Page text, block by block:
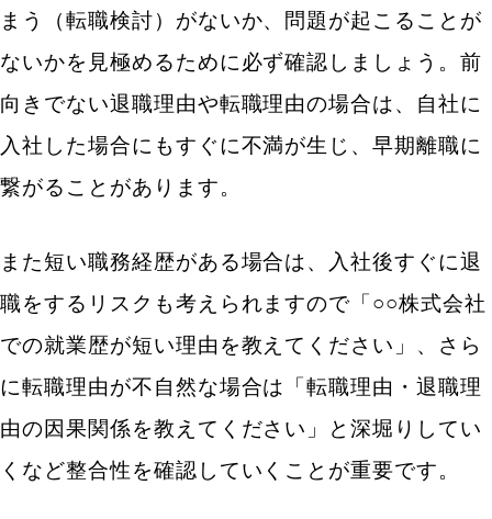
まう（転職検討）がないか、問題が起こることが
ないかを見極めるために必ず確認しましょう。前
向きでない退職理由や転職理由の場合は、自社に
入社した場合にもすぐに不満が生じ、早期離職に
繋がることがあります。
また短い職務経歴がある場合は、入社後すぐに退
職をするリスクも考えられますので「○○株式会社
での就業歴が短い理由を教えてください」、さら
に転職理由が不自然な場合は「転職理由・退職理
由の因果関係を教えてください」と深堀りしてい
くなど整合性を確認していくことが重要です。